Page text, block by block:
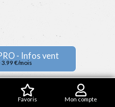
Favoris Mon compte
- Infos vent
€/mois